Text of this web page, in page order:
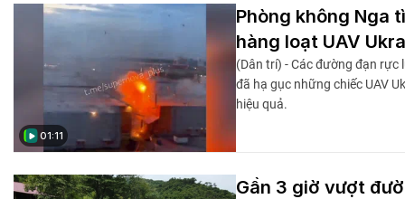
01:11
Phòng không Nga
hàng loạt UAV
(Dân trí) - Các đường đạn
đã hạ gục những chiếc UAV
hiệu quả.
Gần 3 giờ vượt